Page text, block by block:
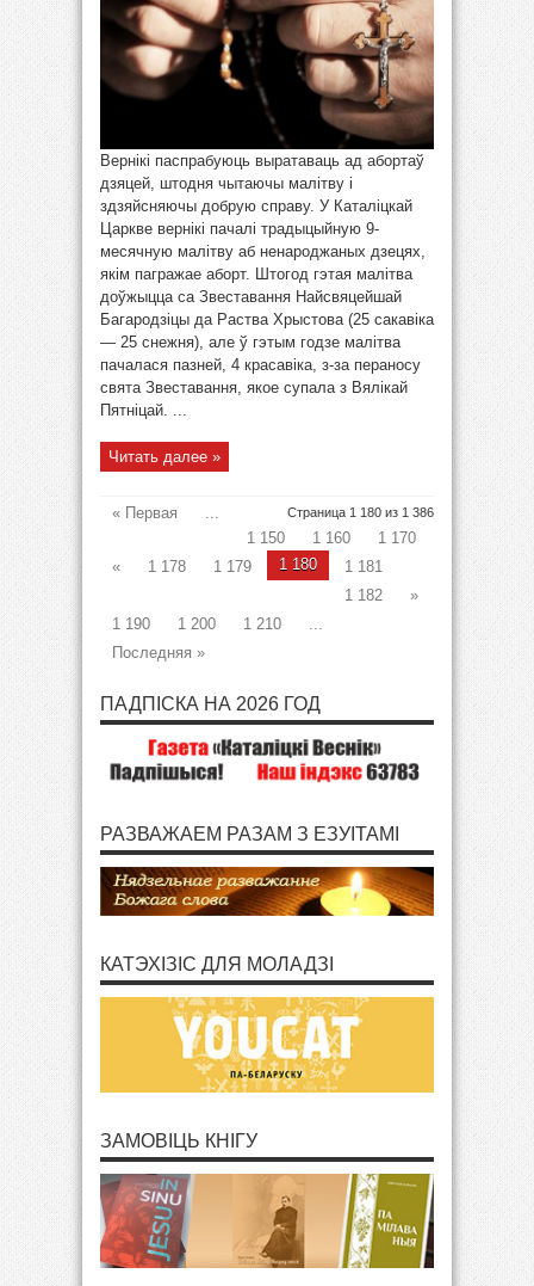
Вернікі паспрабуюць выратаваць ад абортаў
дзяцей, штодня чытаючы малітву і
здзяйсняючы добрую справу. У Каталіцкай
Царкве вернікі пачалі традыцыйную 9-
месячную малітву аб ненароджаных дзецях,
якім пагражае аборт. Штогод гэтая малітва
доўжыцца са Звеставання Найсвяцейшай
Багародзіцы да Раства Хрыстова (25 сакавіка
— 25 снежня), але ў гэтым годзе малітва
пачалася пазней, 4 красавіка, з-за пераносу
свята Звеставання, якое супала з Вялікай
Пятніцай. ...
Читать далее »
Страница 1 180 из 1 386
« Первая
...
1 150
1 160
1 170
«
1 178 1 179 1 180
1 181
1 182
»
1 190
1 200 1 210
...
Последняя »
ПАДПІСКА НА 2026 ГОД
РАЗВАЖАЕМ РАЗАМ З ЕЗУІТАМІ
КАТЭХІЗІС ДЛЯ МОЛАДЗІ
ЗАМОВІЦЬ КНІГУ